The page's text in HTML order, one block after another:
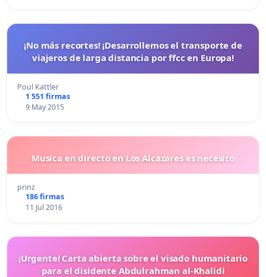
¡No más recortes! ¡Desarrollemos el transporte de
viajeros de larga distancia por ffcc en Europa!
Poul Kattler
1 551 firmas
9 May 2015
Musica en directo en Los Alcazares es necesito
prinz
186 firmas
11 Jul 2016
¡Urgente! Carta abierta sobre el visado humanitario
para el disidente Abdulrahman al-Khalidi